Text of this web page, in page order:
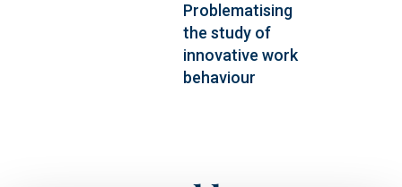
Problematising
the study of
innovative work
behaviour